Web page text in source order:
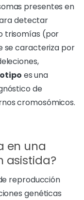
presentes en
detectar
trisomías (por
se caracteriza por
es una
de
cromosómicos.
en una
asistida?
reproducción
genéticas